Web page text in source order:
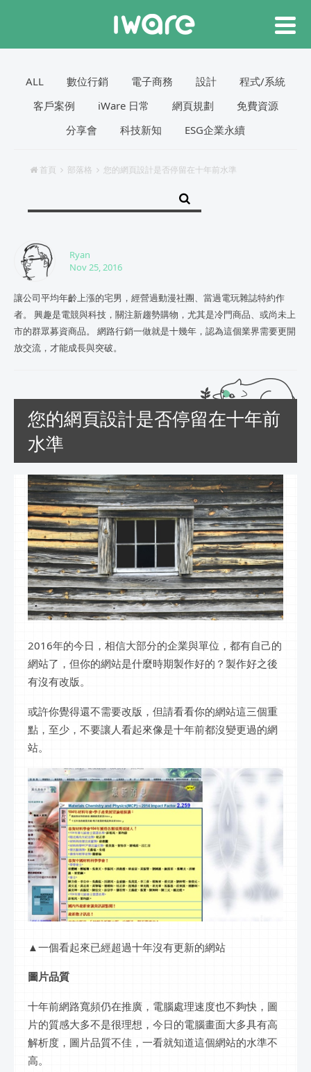
ALL 數位行銷 電子商務 設計
程式/系統
客戶案例
iWare 日常 網頁規劃
免費資源
分享會
科技新知 ESG企業永續
首頁 部落格 您的網頁設計是否停留在十年前水準
Ryan
Nov 25, 2016
讓公司平均年齡上漲的宅男，經營過動漫社團、當過電玩雜誌特約作
者。 興趣是電競與科技，關注新趨勢購物，尤其是冷門商品、或尚未上
市的群眾募資商品。 網路行銷一做就是十幾年，認為這個業界需要更開
放交流，才能成長與突破。
您的網頁設計是否停留在十年前
水準
2016年的今日，相信大部分的企業與單位，都有自己的
網站了，但你的網站是什麼時期製作好的？製作好之後
有沒有改版。
或許你覺得還不需要改版，但請看看你的網站這三個重
點，至少，不要讓人看起來像是十年前都沒變更過的網
站。
▲一個看起來已經超過十年沒有更新的網站
圖片品質
十年前網路寬頻仍在推廣，電腦處理速度也不夠快，圖
片的質感大多不是很理想，今日的電腦畫面大多具有高
解析度，圖片品質不佳，一看就知道這個網站的水準不
高。